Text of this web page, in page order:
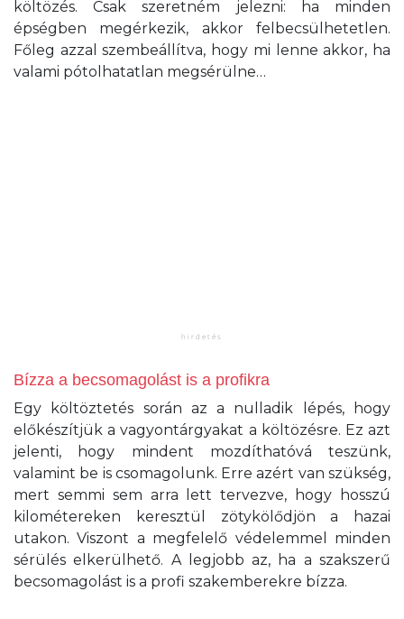
költözés. Csak szeretném jelezni: ha minden
épségben megérkezik, akkor felbecsülhetetlen.
Főleg azzal szembeállítva, hogy mi lenne akkor, ha
valami pótolhatatlan megsérülne…
Bízza a becsomagolást is a profikra
Egy költöztetés során az a nulladik lépés, hogy
előkészítjük a vagyontárgyakat a költözésre. Ez azt
jelenti, hogy mindent mozdíthatóvá teszünk,
valamint be is csomagolunk. Erre azért van szükség,
mert semmi sem arra lett tervezve, hogy hosszú
kilométereken keresztül zötykölődjön a hazai
utakon. Viszont a megfelelő védelemmel minden
sérülés elkerülhető. A legjobb az, ha a szakszerű
becsomagolást is a profi szakemberekre bízza.